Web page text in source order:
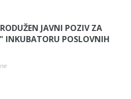
JAVNI POZIV ZA
INKUBATORU POSLOVNIH